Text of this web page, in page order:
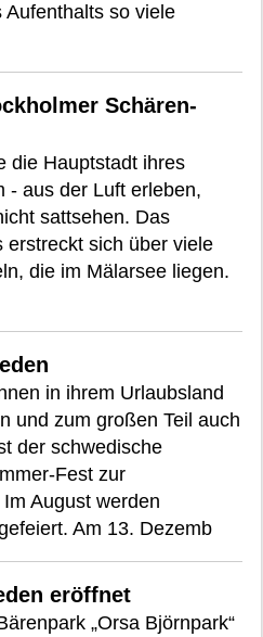
so viele
Schären-
die Hauptstadt ihres
- aus der Luft erleben,
sattsehen. Das
erstreckt sich über viele
die im Mälarsee liegen.
in ihrem Urlaubsland
und zum großen Teil auch
der schwedische
Fest zur
August werden
Am 13. Dezemb
eröffnet
„Orsa Björnpark“